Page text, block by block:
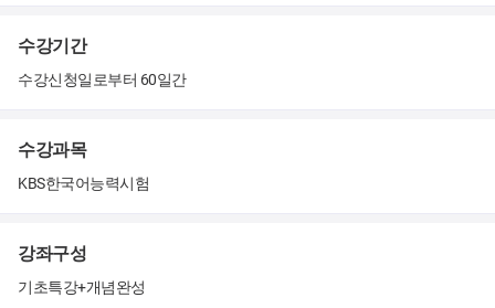
수강기간
수강신청일로부터 60일간
수강과목
KBS한국어능력시험
강좌구성
기초특강+개념완성